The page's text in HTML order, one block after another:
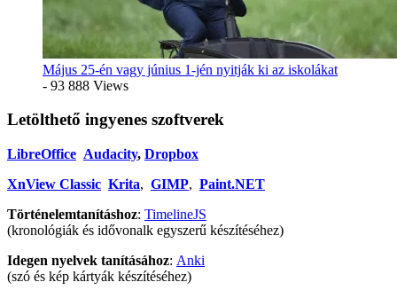
Május 25-én vagy június 1-jén nyitják ki az iskolákat
- 93 888 Views
Letölthető ingyenes szoftverek
LibreOffice Audacity, Dropbox
XnView Classic Krita, GIMP, Paint.NET
Történelemtanításhoz: TimelineJS
(kronológiák és idővonalk egyszerű készítéséhez)
Idegen nyelvek tanításához: Anki
(szó és kép kártyák készítéséhez)